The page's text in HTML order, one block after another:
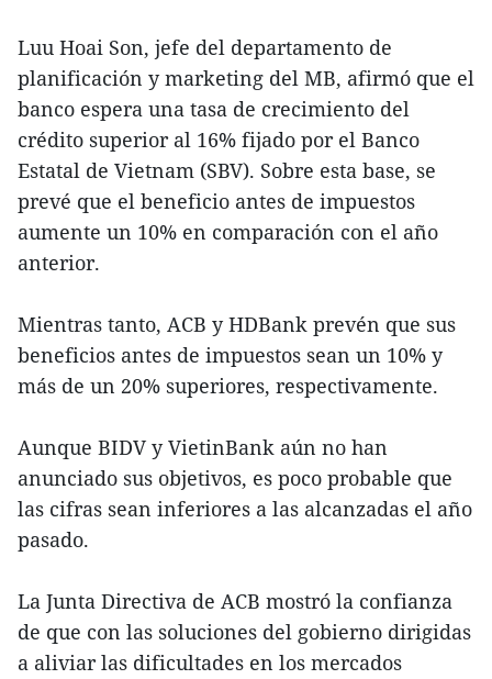
Luu Hoai Son, jefe del departamento de
planificación y marketing del MB, afirmó que el
banco espera una tasa de crecimiento del
crédito superior al 16% fijado por el Banco
Estatal de Vietnam (SBV). Sobre esta base, se
prevé que el beneficio antes de impuestos
aumente un 10% en comparación con el año
anterior.
Mientras tanto, ACB y HDBank prevén que sus
beneficios antes de impuestos sean un 10% y
más de un 20% superiores, respectivamente.
Aunque BIDV y VietinBank aún no han
anunciado sus objetivos, es poco probable que
las cifras sean inferiores a las alcanzadas el año
pasado.
La Junta Directiva de ACB mostró la confianza
de que con las soluciones del gobierno dirigidas
a aliviar las dificultades en los mercados